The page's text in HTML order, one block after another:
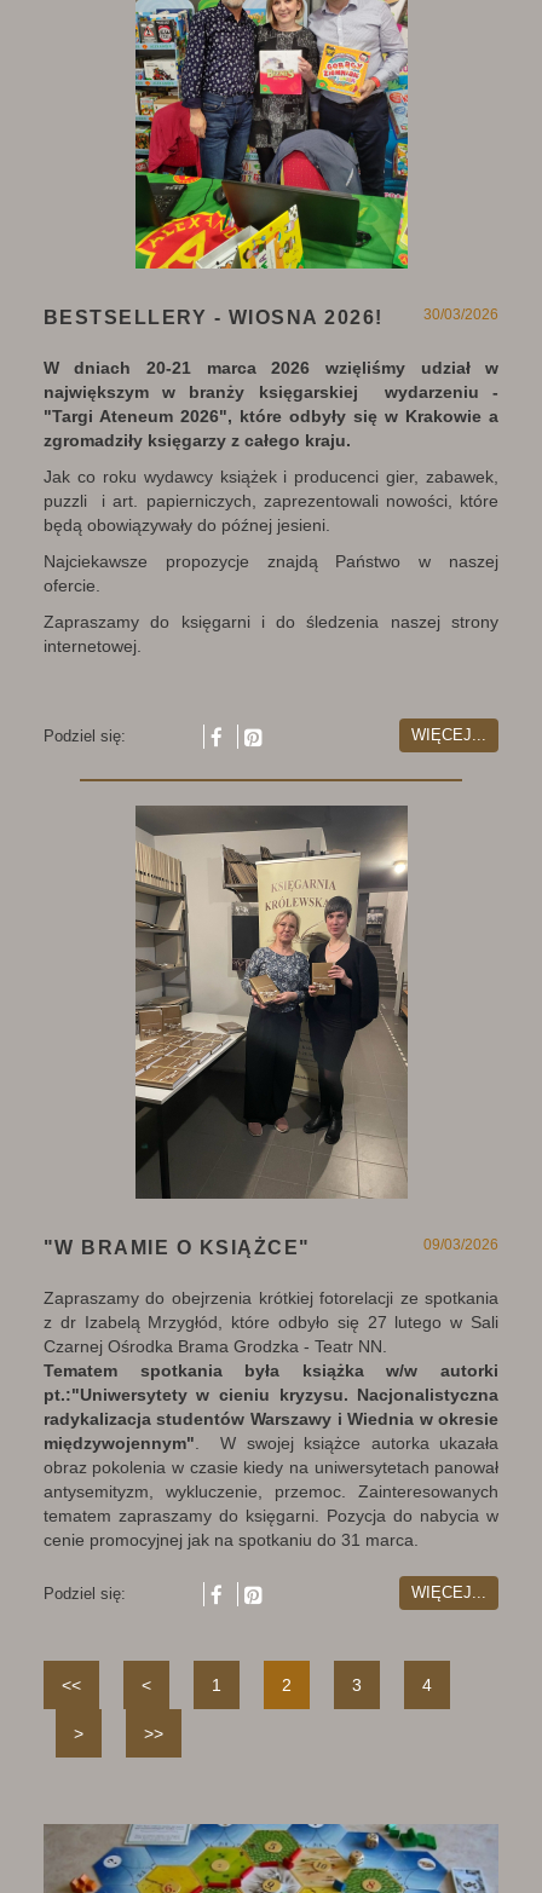
30/03/2026
BESTSELLERY - WIOSNA 2026!
W dniach 20-21 marca 2026 wzięliśmy udział w
największym w branży księgarskiej wydarzeniu -
"Targi Ateneum 2026", które odbyły się w Krakowie a
zgromadziły księgarzy z całego kraju.
Jak co roku wydawcy książek i producenci gier, zabawek,
puzzli i art. papierniczych, zaprezentowali nowości, które
będą obowiązywały do późnej jesieni.
Najciekawsze propozycje znajdą Państwo w naszej
ofercie.
Zapraszamy do księgarni i do śledzenia naszej strony
internetowej.
Podziel się: WIĘCEJ...
09/03/2026
"W BRAMIE O KSIĄŻCE"
Zapraszamy do obejrzenia krótkiej fotorelacji ze spotkania
z dr Izabelą Mrzygłód, które odbyło się 27 lutego w Sali
Czarnej Ośrodka Brama Grodzka - Teatr NN.
Tematem spotkania była książka w/w autorki
pt.:"Uniwersytety w cieniu kryzysu. Nacjonalistyczna
radykalizacja studentów Warszawy i Wiednia w okresie
międzywojennym". W swojej książce autorka ukazała
obraz pokolenia w czasie kiedy na uniwersytetach panował
antysemityzm, wykluczenie, przemoc. Zainteresowanych
tematem zapraszamy do księgarni. Pozycja do nabycia w
cenie promocyjnej jak na spotkaniu do 31 marca.
Podziel się: WIĘCEJ...
<< < 1 2 3 4
> >>